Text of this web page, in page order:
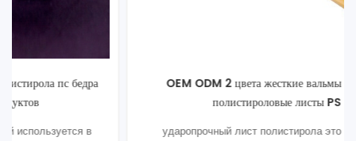
OEM ODM 2 цвета жесткие вальмы ударопрочные
полистироловые листы PS лист
ударопрочный лист полистирола это разновидность